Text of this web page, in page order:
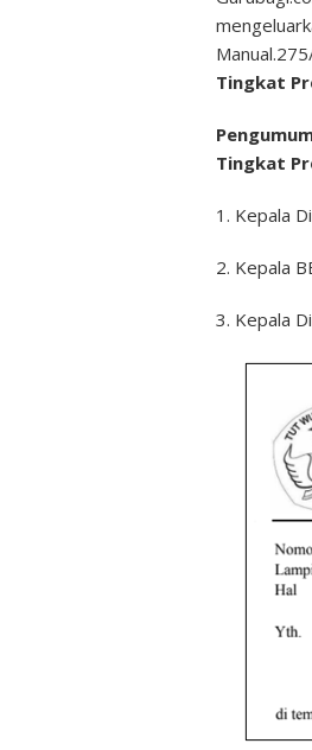
Tingkat
Tingkat
1. Kepala
2. Kepala
3. Kepala